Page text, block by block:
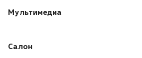
Центральный замок
Мультимедиа
Bluetooth
Салон